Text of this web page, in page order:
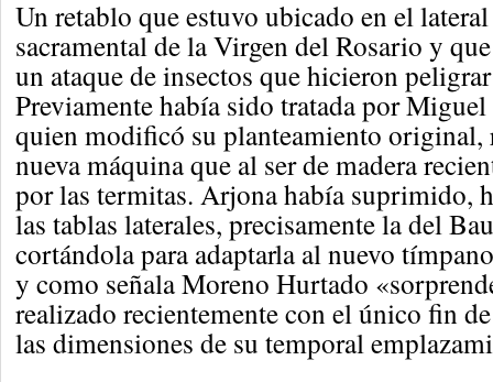
Un retablo que estuvo ubicado en el
sacramental de la Virgen del Rosario y
un ataque de insectos que hicieron
Previamente había sido tratada por
quien modificó su planteamiento original,
nueva máquina que al ser de madera
por las termitas. Arjona había suprimido,
las tablas laterales, precisamente la del
cortándola para adaptarla al nuevo
y como señala Moreno Hurtado
realizado recientemente con el único fin
las dimensiones de su temporal